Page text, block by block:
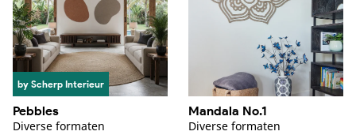
by Scherp Interieur
Pebbles
Diverse formaten
Mandala No.1
Diverse formaten